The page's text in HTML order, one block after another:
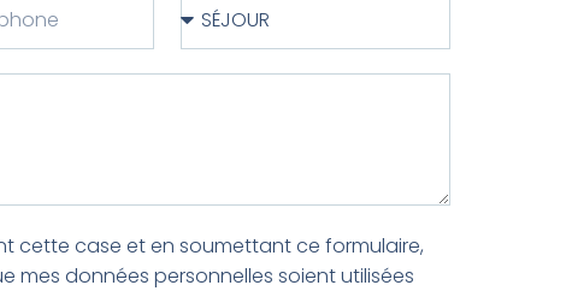
cette case et en soumettant ce formulaire,
mes données personnelles soient utilisées